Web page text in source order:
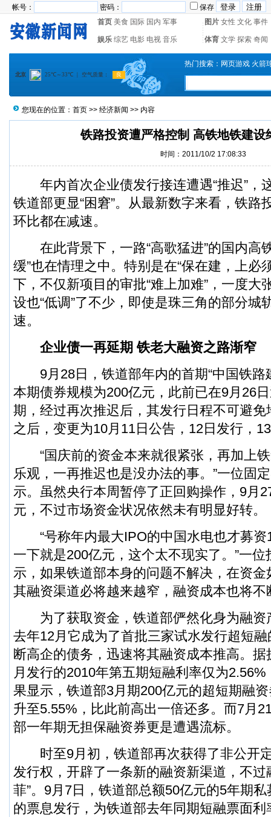
帐号： 密码：
保存
首页 美食 国际 国内 军事 图片 女性 文化 事件
娱乐 综艺 电影 电视 音乐 体育 文学 探索 奇闻
热门搜索： 网页游戏 火箭
您现在的位置： 首页 >> 经济新闻 >> 内容
铁路投资遭严格控制 高铁地铁建设
时间：2011/10/2 17:08:33
年内首次企业债发行接连遭遇“推迟”，
铁道部更显“困窘”。从最新数字来看，铁路
环比都在减速。
在此背景下，一路“高歌猛进”的国内高
缓”也在情理之中。特别是在“保在建，上必
下，不仅新项目的审批“难上加难”，一度大
设也“低调”了不少，即使是珠三角的部分城
速。
企业债一再延期 铁老大融资之路渐窄
9月28日，铁道部年内的首期“中国铁路
本期债券规模为200亿元，此前已在9月26
期，经过再次推迟后，其发行日程不可避免
之后，变更为10月11日公告，12日发行，
“国庆前的资金本来就很紧张，再加上铁
乐观，一再推迟也是没办法的事。”一位固
示。虽然央行本周暂停了正回购操作，9月
元，不过市场资金状况依然未有明显好转。
“号称年内最大IPO的中国水电也才募资
一下就是200亿元，这个太不现实了。”一
示，如果铁道部本身的问题不解决，在资
其融资渠道必将越来越窄，融资成本也将不
为了获取资金，铁道部俨然化身为融资
去年12月它成为了首批三家试水发行超短
断高企的债务，迅速将其融资成本推高。
月发行的2010年第五期短融利率仅为
果显示，铁道部3月期200亿元的超短期融
升至5.55%，比此前高出一倍还多。而7月
部一年期无担保融资券更是遭遇流标。
时至9月初，铁道部再次获得了非公开
发行权，开辟了一条新的融资新渠道，不过
菲”。9月7日，铁道部总额50亿元的5年期
的票息发行，为铁道部去年同期短融票面